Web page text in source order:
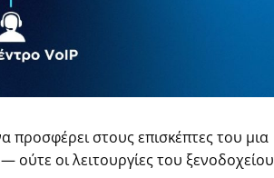
προσφέρει στους επισκέπτες του μια
οι λειτουργίες του ξενοδοχείου